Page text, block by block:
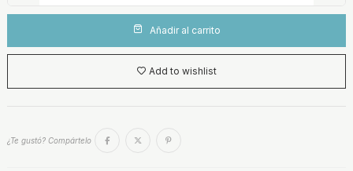
Añadir al carrito
Add to wishlist
¿Te gustó? Compártelo